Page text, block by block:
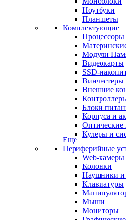
Ноутбуки
Планшеты
Комплектующие
Процессоры
Модули
Видеокарты
SSD-
Винчестеры
Внешние
Блоки
Корпуса и
Оптические
Кулеры и
Еще
Периферийные
Web-камеры
Колонки
Наушники
Клавиатуры
Мыши
Мониторы